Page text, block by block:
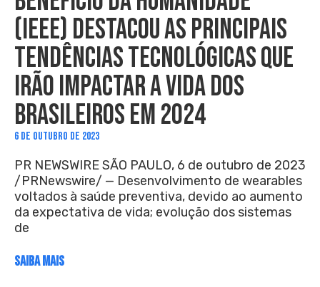
(IEEE) DESTACOU AS PRINCIPAIS
TENDÊNCIAS TECNOLÓGICAS QUE
IRÃO IMPACTAR A VIDA DOS
BRASILEIROS EM 2024
6 DE OUTUBRO DE 2023
PR NEWSWIRE SÃO PAULO, 6 de outubro de 2023
/PRNewswire/ — Desenvolvimento de wearables
voltados à saúde preventiva, devido ao aumento
da expectativa de vida; evolução dos sistemas
de
SAIBA MAIS